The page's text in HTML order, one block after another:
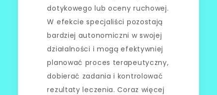
dotykowego lub oceny ruchowej.
W efekcie specjaliści pozostają
bardziej autonomiczni w swojej
działalności i mogą efektywniej
planować proces terapeutyczny,
dobierać zadania i kontrolować
rezultaty leczenia. Coraz więcej